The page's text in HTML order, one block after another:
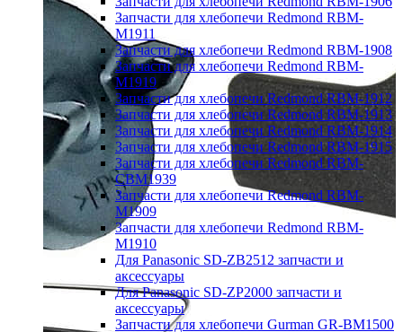
Запчасти для хлебопечи Redmond RBM-
M1911
Запчасти для хлебопечи Redmond RBM-1908
Запчасти для хлебопечи Redmond RBM-
M1919
Запчасти для хлебопечи Redmond RBM-1912
Запчасти для хлебопечи Redmond RBM-1913
Запчасти для хлебопечи Redmond RBM-1914
Запчасти для хлебопечи Redmond RBM-1915
Запчасти для хлебопечи Redmond RBM-
CBM1939
Запчасти для хлебопечи Redmond RBM-
M1909
Запчасти для хлебопечи Redmond RBM-
M1910
Для Panasonic SD-ZB2512 запчасти и
аксессуары
Для Panasonic SD-ZP2000 запчасти и
аксессуары
Запчасти для хлебопечи Gurman GR-BM1500